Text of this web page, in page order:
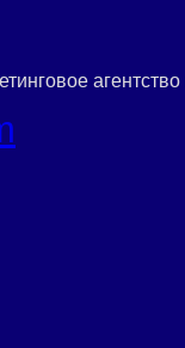
агентство